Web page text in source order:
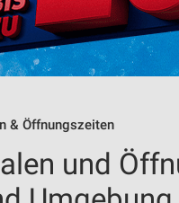
& Öffnungszeiten
und